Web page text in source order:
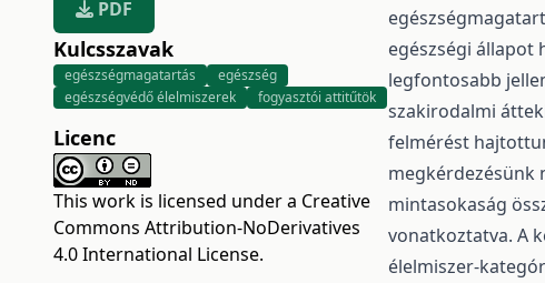
PDF
Kulcsszavak
egészségmagatartás
egészség
egészségvédő élelmiszerek
fogyasztói attitűtök
Licenc
This work is licensed under a Creative
Commons Attribution-NoDerivatives
4.0 International License.
egészségi állapot
legfontosabb
szakirodalmi
felmérést
megkérdezésünk
mintasokaság
vonatkoztatva. A
élelmiszer-